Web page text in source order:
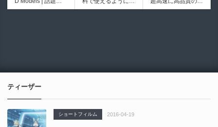
ブループリントライ
ブラリやエディタス
イプ形状を構築出来
るUnreal Engine 5
ゲーム『NTE（Nev
ったのか──3D-CA
ワッドポリゴンでリ
能な伸縮式ライトセ
ーバーの開発メイキ
nderのドキュメン
er向けAIエージェン
ティーザー
ショートフィルム 2016-04-19